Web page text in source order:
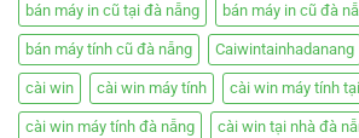
bán máy in cũ tại đà nẵng bán máy in cũ đà
bán máy tính cũ đà nẵng Caiwintainhadanang
cài win cài win máy tính cài win máy tính
cài win máy tính đà nẵng cài win tại nhà đà